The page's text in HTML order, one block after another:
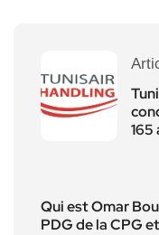
165
Qui est Omar
PDG de la CPG